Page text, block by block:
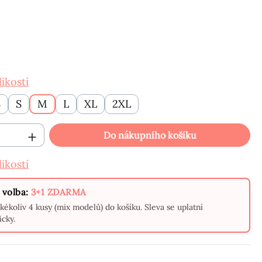
S M L XL 2XL
produktu: Zadejte požadované
Do nákupního košíku
3+1 ZDARMA
4 kusy (mix modelů) do košíku. Sleva se uplatní